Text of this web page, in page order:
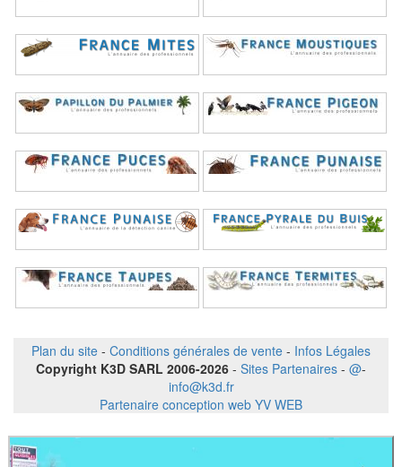
Plan du site - Conditions générales de vente - Infos Légales
Copyright K3D SARL 2006-2026 - Sites Partenaires - @-
info@k3d.fr
Partenaire conception web YV WEB